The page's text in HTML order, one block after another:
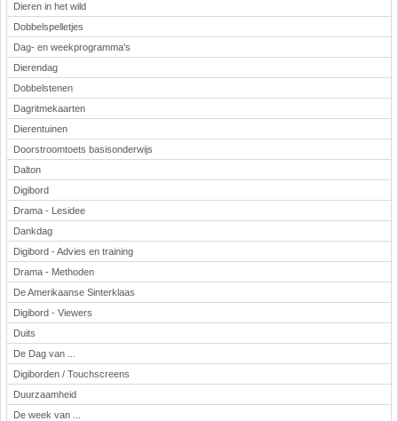
Dieren in het wild
Dobbelspelletjes
Dag- en weekprogramma's
Dierendag
Dobbelstenen
Dagritmekaarten
Dierentuinen
Doorstroomtoets basisonderwijs
Dalton
Digibord
Drama - Lesidee
Dankdag
Digibord - Advies en training
Drama - Methoden
De Amerikaanse Sinterklaas
Digibord - Viewers
Duits
De Dag van ...
Digiborden / Touchscreens
Duurzaamheid
De week van ...